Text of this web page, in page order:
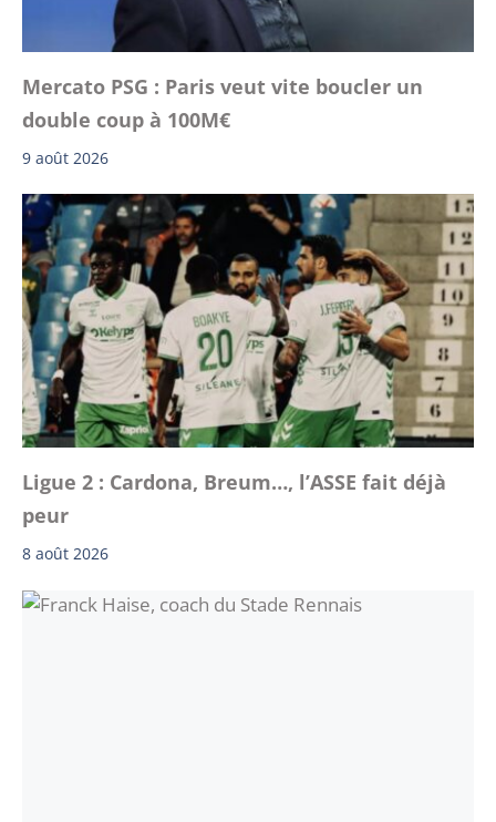
Mercato PSG : Paris veut vite boucler un
double coup à 100M€
9 août 2026
Ligue 2 : Cardona, Breum…, l’ASSE fait déjà
peur
8 août 2026